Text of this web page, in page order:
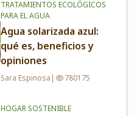
TRATAMIENTOS ECOLÓGICOS
PARA EL AGUA
Agua solarizada azul:
qué es, beneficios y
opiniones
Sara Espinosa | 780175
HOGAR SOSTENIBLE